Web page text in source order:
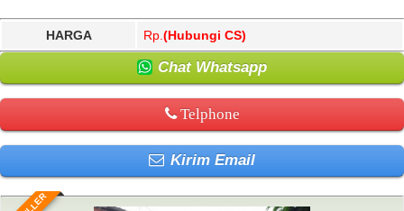
HARGA Rp. (Hubungi CS)
Chat Whatsapp
Telphone
Kirim Email